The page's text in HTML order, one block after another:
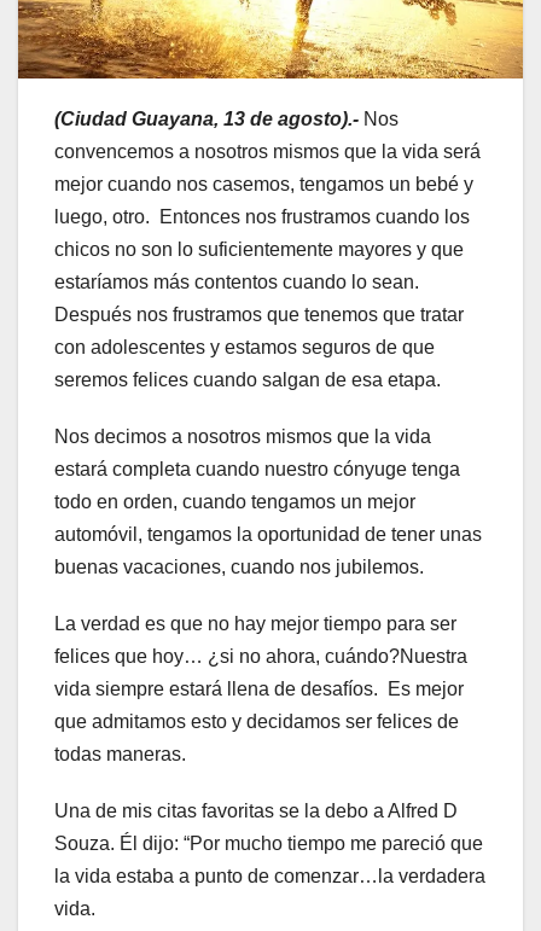
(Ciudad Guayana, 13 de agosto).- Nos
convencemos a nosotros mismos que la vida será
mejor cuando nos casemos, tengamos un bebé y
luego, otro. Entonces nos frustramos cuando los
chicos no son lo suficientemente mayores y que
estaríamos más contentos cuando lo sean.
Después nos frustramos que tenemos que tratar
con adolescentes y estamos seguros de que
seremos felices cuando salgan de esa etapa.
Nos decimos a nosotros mismos que la vida
estará completa cuando nuestro cónyuge tenga
todo en orden, cuando tengamos un mejor
automóvil, tengamos la oportunidad de tener unas
buenas vacaciones, cuando nos jubilemos.
La verdad es que no hay mejor tiempo para ser
felices que hoy… ¿si no ahora, cuándo?Nuestra
vida siempre estará llena de desafíos. Es mejor
que admitamos esto y decidamos ser felices de
todas maneras.
Una de mis citas favoritas se la debo a Alfred D
Souza. Él dijo: “Por mucho tiempo me pareció que
la vida estaba a punto de comenzar…la verdadera
vida.